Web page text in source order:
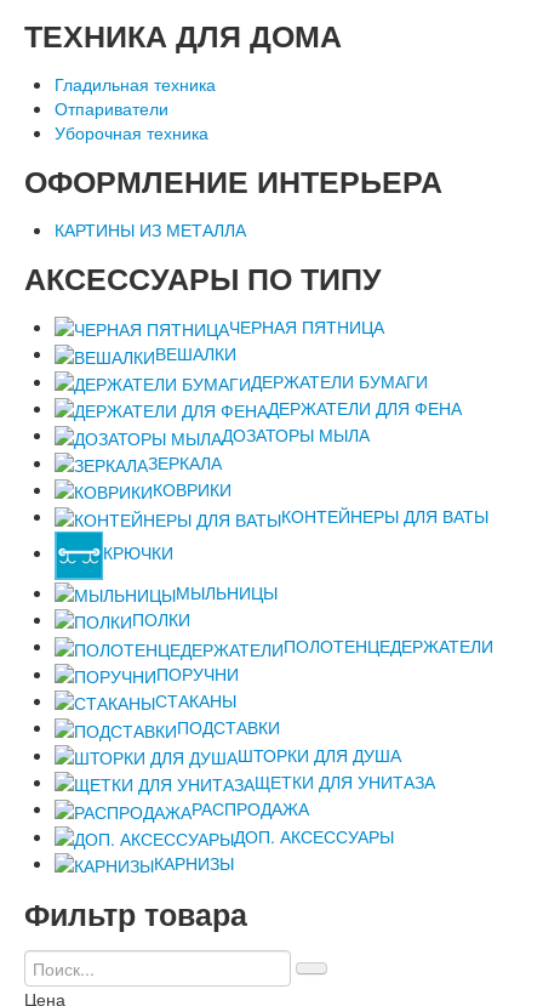
ТЕХНИКАДЛЯ ДОМА
Гладильная техника
Отпариватели
Уборочная техника
ОФОРМЛЕНИЕ ИНТЕРЬЕРА
КАРТИНЫ ИЗ МЕТАЛЛА
АКСЕССУАРЫ ПО ТИПУ
ЧЕРНАЯ ПЯТНИЦА
ВЕШАЛКИ
ДЕРЖАТЕЛИ БУМАГИ
ДЕРЖАТЕЛИ ДЛЯ ФЕНА
ДОЗАТОРЫ МЫЛА
ЗЕРКАЛА
КОВРИКИ
КОНТЕЙНЕРЫ ДЛЯ ВАТЫ
КРЮЧКИ
МЫЛЬНИЦЫ
ПОЛКИ
ПОЛОТЕНЦЕДЕРЖАТЕЛИ
ПОРУЧНИ
СТАКАНЫ
ПОДСТАВКИ
ШТОРКИ ДЛЯ ДУША
ЩЕТКИ ДЛЯ УНИТАЗА
РАСПРОДАЖА
ДОП. АКСЕССУАРЫ
КАРНИЗЫ
Фильтртовара
Цена